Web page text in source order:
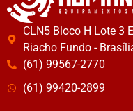
CLN5 Bloco H Lote 3
Riacho Fundo -
(61) 99567-2770
(61) 99420-2899